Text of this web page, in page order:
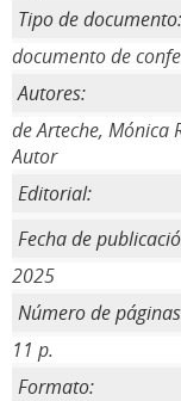
Tipo de documento:
documento de
Autores:
de Arteche, Mónica
Autor
Editorial:
Fecha de
2025
Número de
11 p.
Formato: